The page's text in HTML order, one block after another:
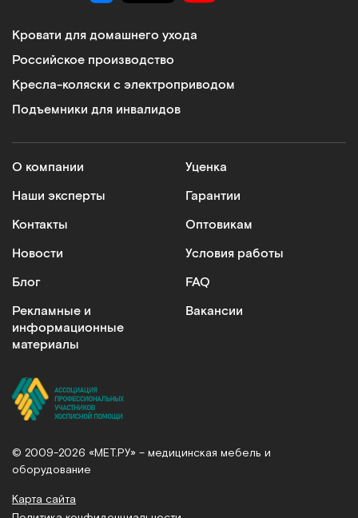
Кровати для домашнего ухода
Российское производство
Кресла-коляски с электроприводом
Подъемники для инвалидов
О компании
Наши эксперты
Контакты
Новости
Блог
Рекламные и
информационные
материалы
Уценка
Гарантии
Оптовикам
Условия работы
FAQ
Вакансии
© 2009-2026 «МЕТ.РУ» – медицинская мебель и
оборудование
Карта сайта